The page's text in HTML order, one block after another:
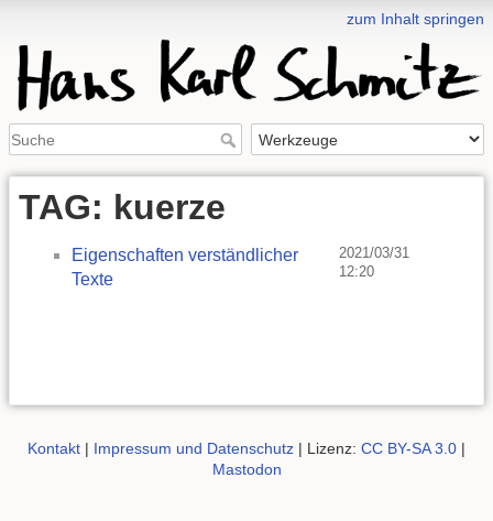
zum Inhalt springen
TAG: kuerze
Eigenschaften verständlicher
Texte
2021/03/31
12:20
Kontakt | Impressum und Datenschutz | Lizenz: CC BY-SA 3.0 |
Mastodon